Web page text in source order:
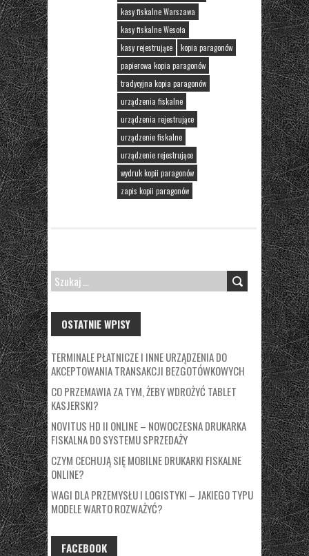
kasy fiskalne Warszawa
kasy fiskalne Wesoła
kasy rejestrujące
kopia paragonów
papierowa kopia paragonów
tradycyjna kopia paragonów
urządzenia fiskalne
urządzenia rejestrujące
urządzenie fiskalne
urządzenie rejestrujące
wydruk kopii paragonów
zapis kopii paragonów
SZUKAJ:
OSTATNIE WPISY
TERMINALE PŁATNICZE I INNE URZĄDZENIA DO
AKCEPTOWANIA TRANSAKCJI BEZGOTÓWKOWYCH
CO PRZEMAWIA ZA TYM, ŻEBY WDROŻYĆ TABLET
KASJERSKI?
NOVITUS HD II ONLINE – NOWOCZESNA DRUKARKA
FISKALNA DO SYSTEMU SPRZEDAŻY
CZYM CECHUJĄ SIĘ MOBILNE DRUKARKI FISKALNE
ONLINE?
WAGI DLA PRZEMYSŁU I LOGISTYKI – JAKIEGO TYPU
MODELE WARTO ROZWAŻYĆ?
FACEBOOK